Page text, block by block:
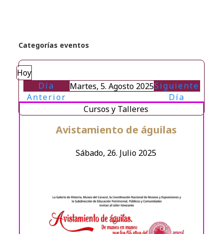
Categorías eventos
Hoy
Día
Anterior
Martes, 5. Agosto 2025Siguiente
Día
Sábado, 26. Julio 2025
Avistamiento de águilas
Cursos y Talleres